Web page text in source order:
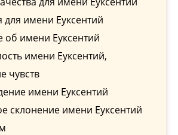
имени Еуксентий
об имени Еуксентий
имени Еуксентий,
чувств
имени Еуксентий
склонение имени Еуксентий